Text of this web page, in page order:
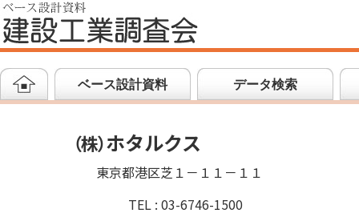
ベース設計資料 データ検索
（株）ホタルクス
東京都港区芝１－１１－１１
TEL : 03-6746-1500